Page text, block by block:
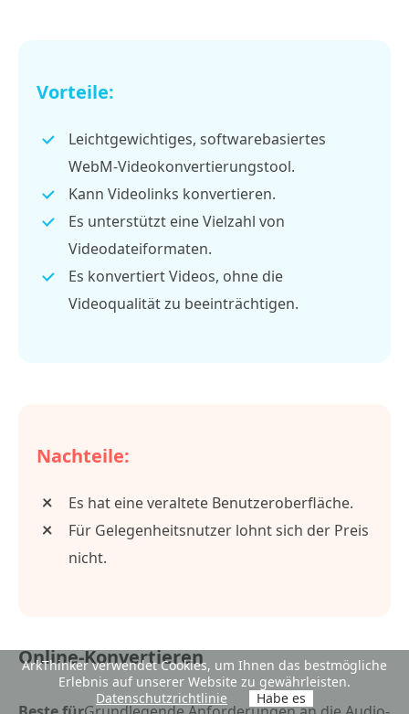
Vorteile:
Leichtgewichtiges, softwarebasiertes
WebM-Videokonvertierungstool.
Kann Videolinks konvertieren.
Es unterstützt eine Vielzahl von
Videodateiformaten.
Es konvertiert Videos, ohne die
Videoqualität zu beeinträchtigen.
Nachteile:
Es hat eine veraltete Benutzeroberfläche.
Für Gelegenheitsnutzer lohnt sich der Preis
nicht.
Online-Konvertieren
ArkThinker verwendet Cookies, um Ihnen das bestmögliche
Erlebnis auf unserer Website zu gewährleisten.
Datenschutzrichtlinie
Habe es